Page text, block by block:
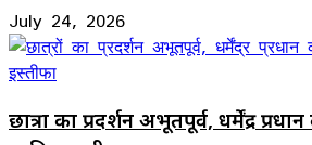
July 24, 2026
छात्रों का प्रदर्शन अभूतपूर्व, धर्मेंद्र